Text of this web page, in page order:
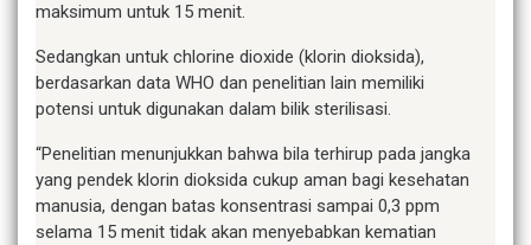
maksimum untuk 15 menit.
Sedangkan untuk chlorine dioxide (klorin dioksida),
berdasarkan data WHO dan penelitian lain memiliki
potensi untuk digunakan dalam bilik sterilisasi.
“Penelitian menunjukkan bahwa bila terhirup pada jangka
yang pendek klorin dioksida cukup aman bagi kesehatan
manusia, dengan batas konsentrasi sampai 0,3 ppm
selama 15 menit tidak akan menyebabkan kematian